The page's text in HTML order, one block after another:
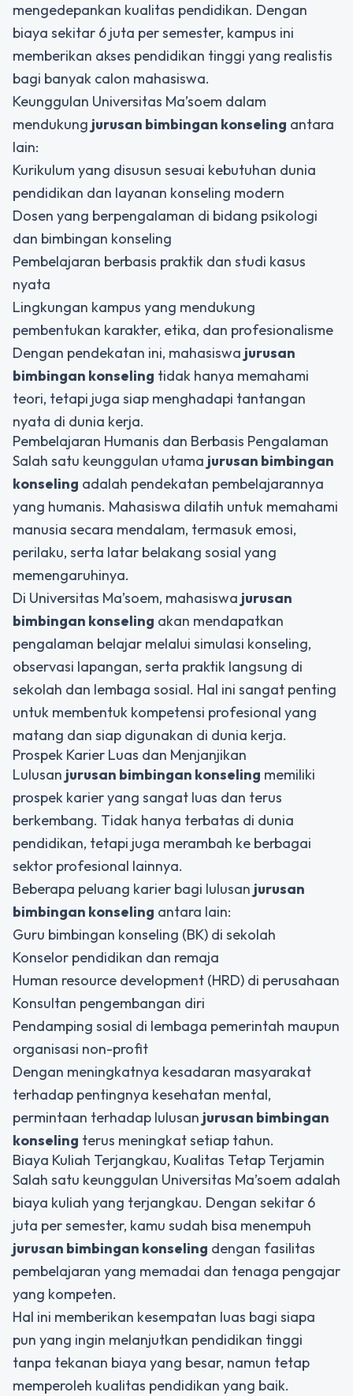
mengedepankan kualitas pendidikan. Dengan
biaya sekitar 6 juta per semester, kampus ini
memberikan akses pendidikan tinggi yang realistis
bagi banyak calon mahasiswa.
Keunggulan Universitas Ma’soem dalam
mendukung jurusan bimbingan konseling antara
lain:
Kurikulum yang disusun sesuai kebutuhan dunia
pendidikan dan layanan konseling modern
Dosen yang berpengalaman di bidang psikologi
dan bimbingan konseling
Pembelajaran berbasis praktik dan studi kasus
nyata
Lingkungan kampus yang mendukung
pembentukan karakter, etika, dan profesionalisme
Dengan pendekatan ini, mahasiswa jurusan
bimbingan konseling tidak hanya memahami
teori, tetapi juga siap menghadapi tantangan
nyata di dunia kerja.
Pembelajaran Humanis dan Berbasis Pengalaman
Salah satu keunggulan utama jurusan bimbingan
konseling adalah pendekatan pembelajarannya
yang humanis. Mahasiswa dilatih untuk memahami
manusia secara mendalam, termasuk emosi,
perilaku, serta latar belakang sosial yang
memengaruhinya.
Di Universitas Ma’soem, mahasiswa jurusan
bimbingan konseling akan mendapatkan
pengalaman belajar melalui simulasi konseling,
observasi lapangan, serta praktik langsung di
sekolah dan lembaga sosial. Hal ini sangat penting
untuk membentuk kompetensi profesional yang
matang dan siap digunakan di dunia kerja.
Prospek Karier Luas dan Menjanjikan
Lulusan jurusan bimbingan konseling memiliki
prospek karier yang sangat luas dan terus
berkembang. Tidak hanya terbatas di dunia
pendidikan, tetapi juga merambah ke berbagai
sektor profesional lainnya.
Beberapa peluang karier bagi lulusan jurusan
bimbingan konseling antara lain:
Guru bimbingan konseling (BK) di sekolah
Konselor pendidikan dan remaja
Human resource development (HRD) di perusahaan
Konsultan pengembangan diri
Pendamping sosial di lembaga pemerintah maupun
organisasi non-profit
Dengan meningkatnya kesadaran masyarakat
terhadap pentingnya kesehatan mental,
permintaan terhadap lulusan jurusan bimbingan
konseling terus meningkat setiap tahun.
Biaya Kuliah Terjangkau, Kualitas Tetap Terjamin
Salah satu keunggulan Universitas Ma’soem adalah
biaya kuliah yang terjangkau. Dengan sekitar 6
juta per semester, kamu sudah bisa menempuh
jurusan bimbingan konseling dengan fasilitas
pembelajaran yang memadai dan tenaga pengajar
yang kompeten.
Hal ini memberikan kesempatan luas bagi siapa
pun yang ingin melanjutkan pendidikan tinggi
tanpa tekanan biaya yang besar, namun tetap
memperoleh kualitas pendidikan yang baik.